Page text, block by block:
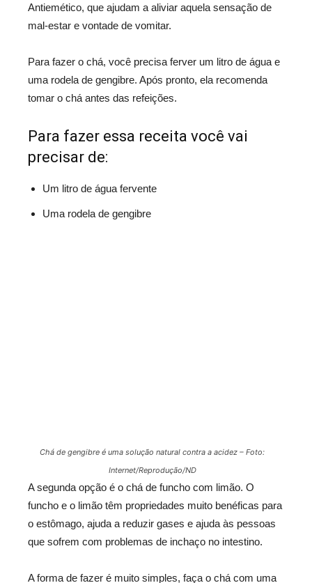
Antiemético, que ajudam a aliviar aquela sensação de
mal-estar e vontade de vomitar.
Para fazer o chá, você precisa ferver um litro de água e
uma rodela de gengibre. Após pronto, ela recomenda
tomar o chá antes das refeições.
Para fazer essa receita você vai
precisar de:
Um litro de água fervente
Uma rodela de gengibre
Chá de gengibre é uma solução natural contra a acidez – Foto:
Internet/Reprodução/ND
A segunda opção é o chá de funcho com limão. O
funcho e o limão têm propriedades muito benéficas para
o estômago, ajuda a reduzir gases e ajuda às pessoas
que sofrem com problemas de inchaço no intestino.
A forma de fazer é muito simples, faça o chá com uma